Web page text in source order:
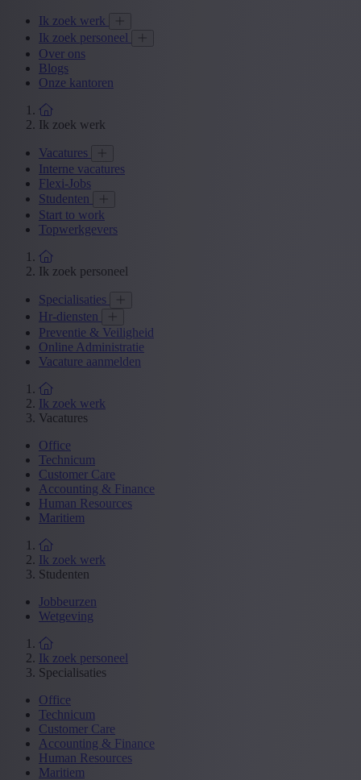
Ik zoek werk
Ik zoek personeel
Over ons
Blogs
Onze kantoren
Ik zoek werk
Vacatures
Interne vacatures
Flexi-Jobs
Studenten
Start to work
Topwerkgevers
Ik zoek personeel
Specialisaties
Hr-diensten
Preventie & Veiligheid
Online Administratie
Vacature aanmelden
Ik zoek werk
Vacatures
Office
Technicum
Customer Care
Accounting & Finance
Human Resources
Maritiem
Ik zoek werk
Studenten
Jobbeurzen
Wetgeving
Ik zoek personeel
Specialisaties
Office
Technicum
Customer Care
Accounting & Finance
Human Resources
Maritiem